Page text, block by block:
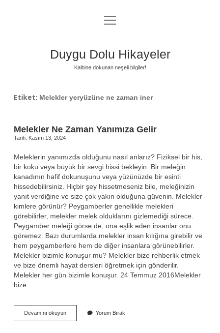
Anasayfa
Yasal Uyarı
menüyü
aç
Duygu Dolu Hikayeler
Kalbine dokunan neşeli bilgiler!
Etiket: Melekler yeryüzüne ne zaman iner
Melekler Ne Zaman Yanımıza Gelir
Tarih: Kasım 13, 2024
Meleklerin yanımızda olduğunu nasıl anlarız? Fiziksel bir his,
bir koku veya büyük bir sevgi hissi bekleyin. Bir meleğin
kanadının hafif dokunuşunu veya yüzünüzde bir esinti
hissedebilirsiniz. Hiçbir şey hissetmeseniz bile, meleğinizin
yanıt verdiğine ve size çok yakın olduğuna güvenin. Melekler
kimlere görünür? Peygamberler genellikle melekleri
görebilirler, melekler melek olduklarını gizlemediği sürece.
Peygamber meleği görse de, ona eşlik eden insanlar onu
göremez. Bazı durumlarda melekler insan kılığına girebilir ve
hem peygamberlere hem de diğer insanlara görünebilirler.
Melekler bizimle konuşur mu? Melekler bize rehberlik etmek
ve bize önemli hayat dersleri öğretmek için gönderilir.
Melekler her gün bizimle konuşur. 24 Temmuz 2016Melekler
bize…
Devamını okuyunMelekler
Ne
Yorum Bırak